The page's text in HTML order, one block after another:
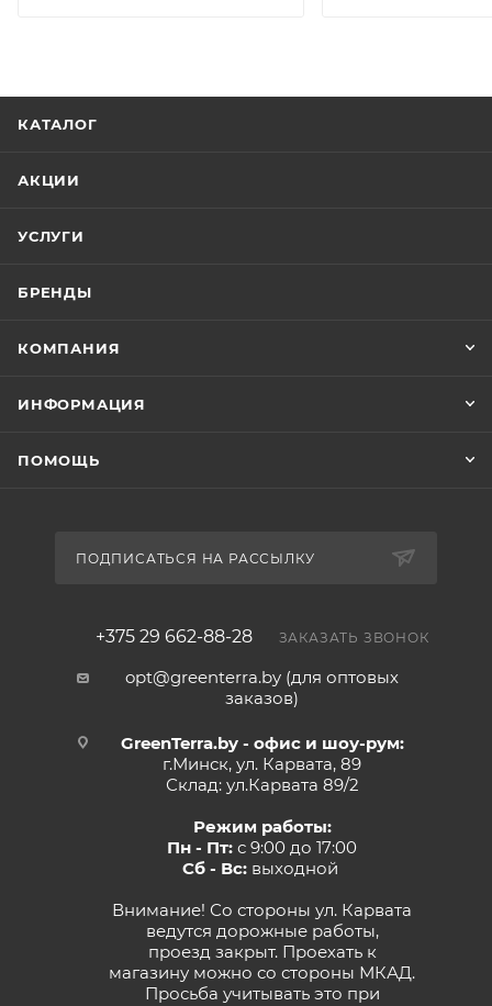
КАТАЛОГ
АКЦИИ
УСЛУГИ
БРЕНДЫ
КОМПАНИЯ
ИНФОРМАЦИЯ
ПОМОЩЬ
ПОДПИСАТЬСЯ НА РАССЫЛКУ
+375 29 662-88-28 ЗАКАЗАТЬ ЗВОНОК
opt@greenterra.by (для оптовых
заказов)
GreenTerra.by - офис и шоу-рум:
г.Минск, ул. Карвата, 89
Склад: ул.Карвата 89/2
Режим работы:
Пн - Пт: с 9:00 до 17:00
Сб - Вс:выходной
Внимание! Со стороны ул. Карвата
ведутся дорожные работы,
проезд закрыт. Проехать к
магазину можно со стороны МКАД.
Просьба учитывать это при